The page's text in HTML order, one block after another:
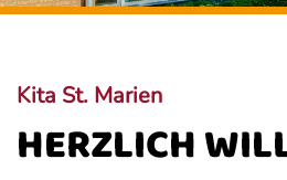
Kita St. Marien
HERZLICH